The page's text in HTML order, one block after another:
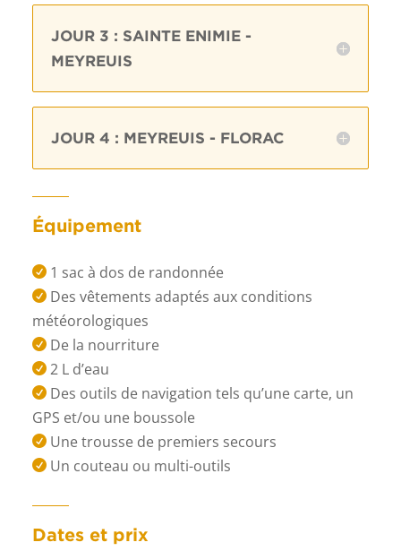
JOUR 3 : SAINTE ENIMIE -
MEYREUIS
JOUR 4 : MEYREUIS - FLORAC
Équipement
1 sac à dos de randonnée
Des vêtements adaptés aux conditions
météorologiques
De la nourriture
2 L d’eau
Des outils de navigation tels qu’une carte, un
GPS et/ou une boussole
Une trousse de premiers secours
Un couteau ou multi-outils
Dates et prix